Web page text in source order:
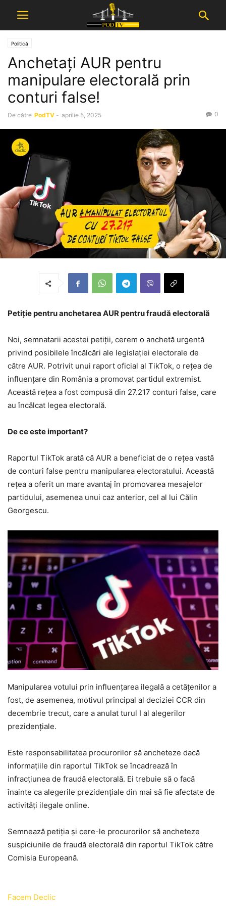
Politică
Anchetați AUR pentru
manipulare electorală prin
conturi false!
De către PodTV - aprilie 5, 2025 0
Petiție pentru anchetarea AUR pentru fraudă electorală
Noi, semnatarii acestei petiții, cerem o anchetă urgentă
privind posibilele încălcări ale legislației electorale de
către AUR. Potrivit unui raport oficial al TikTok, o rețea de
influențare din România a promovat partidul extremist.
Această rețea a fost compusă din 27.217 conturi false, care
au încălcat legea electorală.
De ce este important?
Raportul TikTok arată că AUR a beneficiat de o rețea vastă
de conturi false pentru manipularea electoratului. Această
rețea a oferit un mare avantaj în promovarea mesajelor
partidului, asemenea unui caz anterior, cel al lui Călin
Georgescu.
Manipularea votului prin influențarea ilegală a cetățenilor a
fost, de asemenea, motivul principal al deciziei CCR din
decembrie trecut, care a anulat turul I al alegerilor
prezidențiale.
Este responsabilitatea procurorilor să ancheteze dacă
informațiile din raportul TikTok se încadrează în
infracțiunea de fraudă electorală. Ei trebuie să o facă
înainte ca alegerile prezidențiale din mai să fie afectate de
activități ilegale online.
Semnează petiția și cere-le procurorilor să ancheteze
suspiciunile de fraudă electorală din raportul TikTok către
Comisia Europeană.
Facem Declic